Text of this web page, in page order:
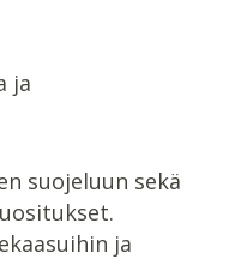
ja
suojeluun sekä
ja